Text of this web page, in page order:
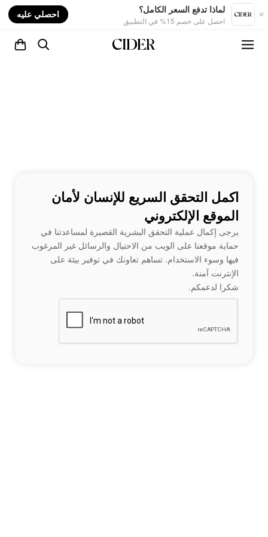
لماذا تدفع السعر الكامل؟
احصل على خصم 15% في التطبيق
احصلي عليه
اكمل التحقق السريع للإنسان لأمان
الموقع الإلكتروني
يرجى إكمال عملية التحقق البشرية القصيرة لمساعدتنا في
حماية موقعنا على الويب من الاحتيال والرسائل غير المرغوب
فيها وسوء الاستخدام. تساهم تعاونك في توفير بيئة على
الإنترنت آمنة.
شكرا لدعمكم.